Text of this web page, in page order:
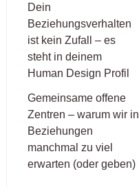
Dein
Beziehungsverhalten
ist kein Zufall – es
steht in deinem
Human Design Profil
Gemeinsame offene
Zentren – warum wir in
Beziehungen
manchmal zu viel
erwarten (oder geben)